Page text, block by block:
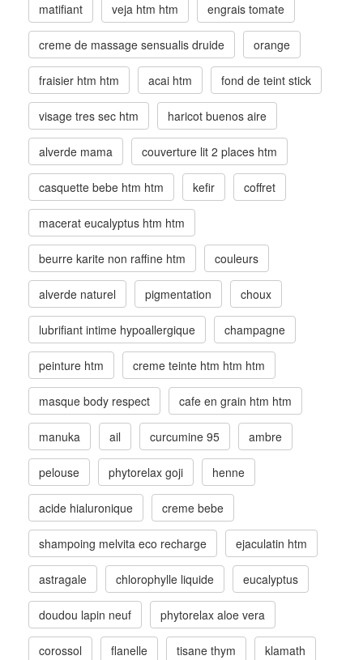
matifiant veja htm htm engrais tomate
creme de massage sensualis druide orange
fraisier htm htm acai htm fond de teint stick
visage tres sec htm haricot buenos aire
alverde mama couverture lit 2 places htm
casquette bebe htm htm kefir coffret
macerat eucalyptus htm htm
beurre karite non raffine htm couleurs
alverde naturel pigmentation choux
lubrifiant intime hypoallergique champagne
peinture htm creme teinte htm htm htm
masque body respect cafe en grain htm htm
manuka ail curcumine 95 ambre
pelouse phytorelax goji henne
acide hialuronique creme bebe
shampoing melvita eco recharge ejaculatin htm
astragale chlorophylle liquide eucalyptus
doudou lapin neuf phytorelax aloe vera
corossol flanelle tisane thym klamath